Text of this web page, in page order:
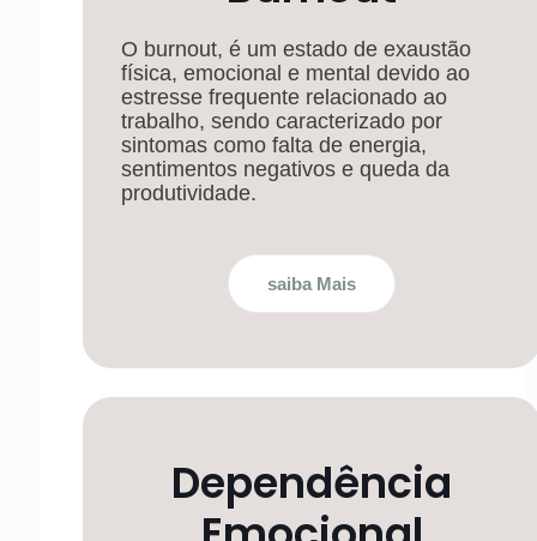
O burnout, é um estado de exaustão
física, emocional e mental devido ao
estresse frequente relacionado ao
trabalho, sendo caracterizado por
sintomas como falta de energia,
sentimentos negativos e queda da
produtividade.
saiba Mais
Dependência